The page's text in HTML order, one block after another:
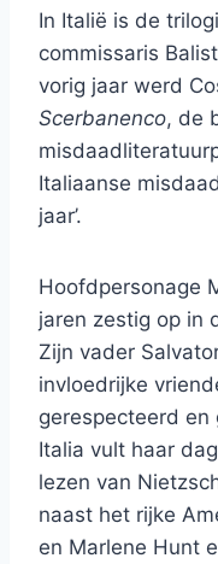
In Italië is de
commissaris
vorig jaar werd
Scerbanenco, de
Italiaanse
jaar’.
Hoofdpersonage
jaren zestig op in
Zijn vader
invloedrijke
gerespecteerd
Italia vult haar
lezen van
naast het rijke
en Marlene Hunt